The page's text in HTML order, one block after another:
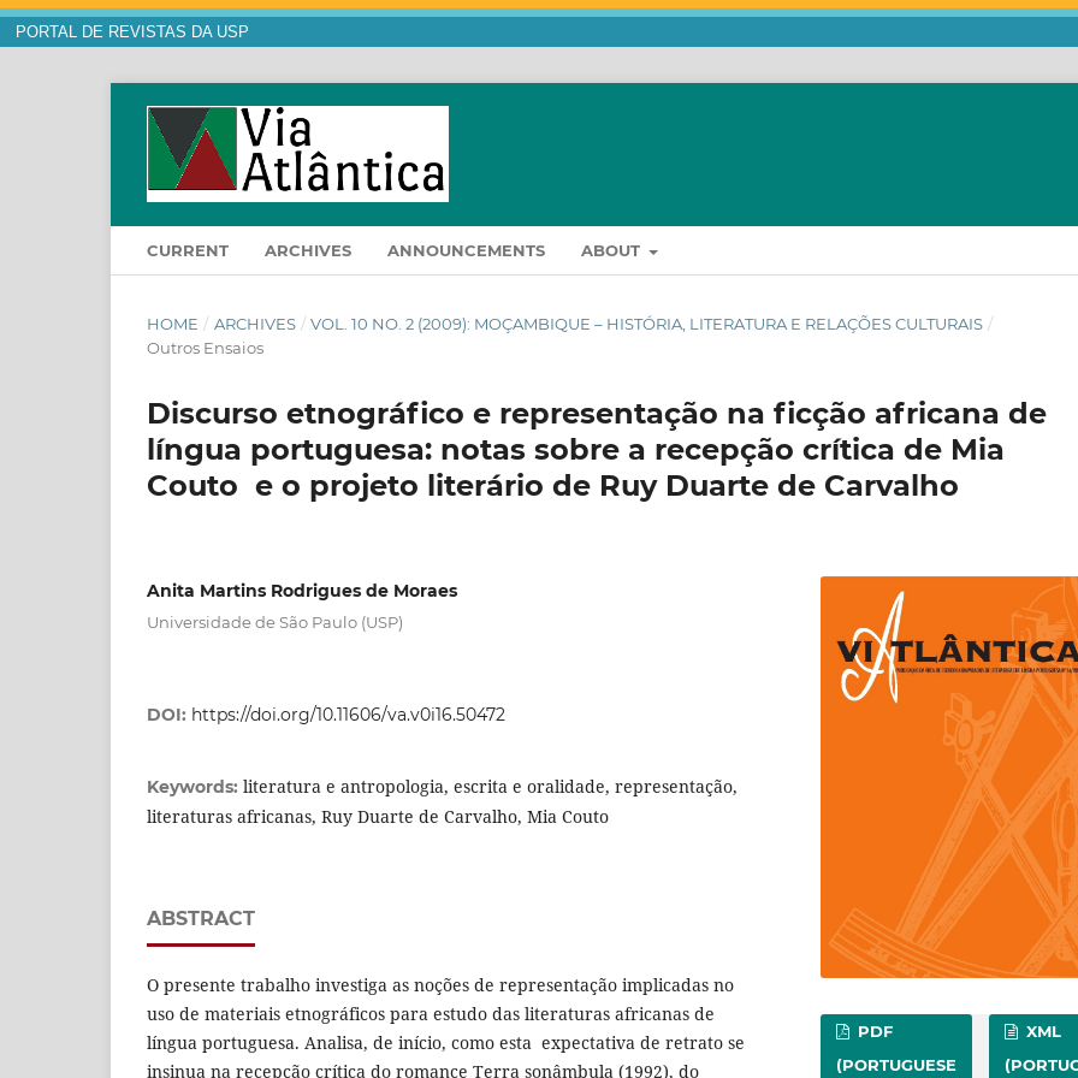
PORTAL DE REVISTAS DA USP
CURRENT ARCHIVES ANNOUNCEMENTS ABOUT
HOME / ARCHIVES / VOL. 10 NO. 2 (2009): MOÇAMBIQUE – HISTÓRIA, LITERATURA E RELAÇÕES CULTURAIS /
Outros Ensaios
Discurso etnográfico e representação na ficção africana de
língua portuguesa: notas sobre a recepção crítica de Mia
Couto e o projeto literário de Ruy Duarte de Carvalho
Anita Martins Rodrigues de Moraes
Universidade de São Paulo (USP)
DOI: https://doi.org/10.11606/va.v0i16.50472
Keywords: literatura e antropologia, escrita e oralidade, representação,
literaturas africanas, Ruy Duarte de Carvalho, Mia Couto
ABSTRACT
O presente trabalho investiga as noções de representação implicadas no
uso de materiais etnográficos para estudo das literaturas africanas de
língua portuguesa. Analisa, de início, como esta expectativa de retrato se
insinua na recepção crítica do romance Terra sonâmbula (1992), do
PDF
(PORTUGUESE
XML